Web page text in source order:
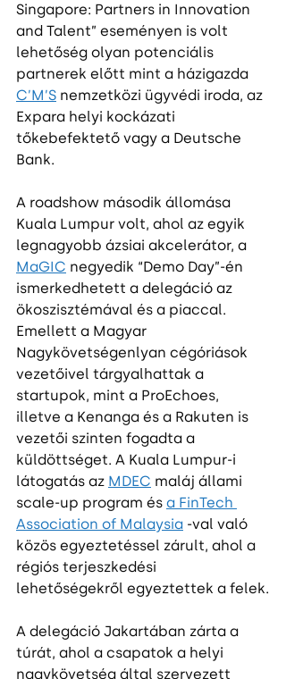
Singapore: Partners in Innovation
and Talent” eseményen is volt
lehetőség olyan potenciális
partnerek előtt mint a házigazda
C’M’S nemzetközi ügyvédi iroda, az
Expara helyi kockázati
tőkebefektető vagy a Deutsche
Bank.
A roadshow második állomása
Kuala Lumpur volt, ahol az egyik
legnagyobb ázsiai akcelerátor, a
MaGIC negyedik “Demo Day”-én
ismerkedhetett a delegáció az
ökoszisztémával és a piaccal.
Emellett a Magyar
Nagykövetségenlyan cégóriások
vezetőivel tárgyalhattak a
startupok, mint a ProEchoes,
illetve a Kenanga és a Rakuten is
vezetői szinten fogadta a
küldöttséget. A Kuala Lumpur-i
látogatás az MDEC maláj állami
scale-up program és a FinTech
Association of Malaysia -val való
közös egyeztetéssel zárult, ahol a
régiós terjeszkedési
lehetőségekről egyeztettek a felek.
A delegáció Jakartában zárta a
túrát, ahol a csapatok a helyi
nagykövetség által szervezett